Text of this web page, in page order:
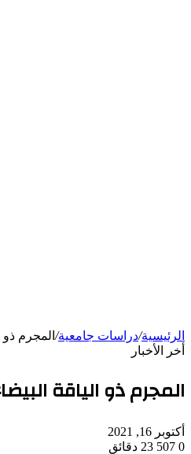
الرئيسية/دراسات جامعية/ المجرم ذو
أخر الأخبار
المجرم ذو الياقة
أكتوبر 16, 2021
0
23 دقائق